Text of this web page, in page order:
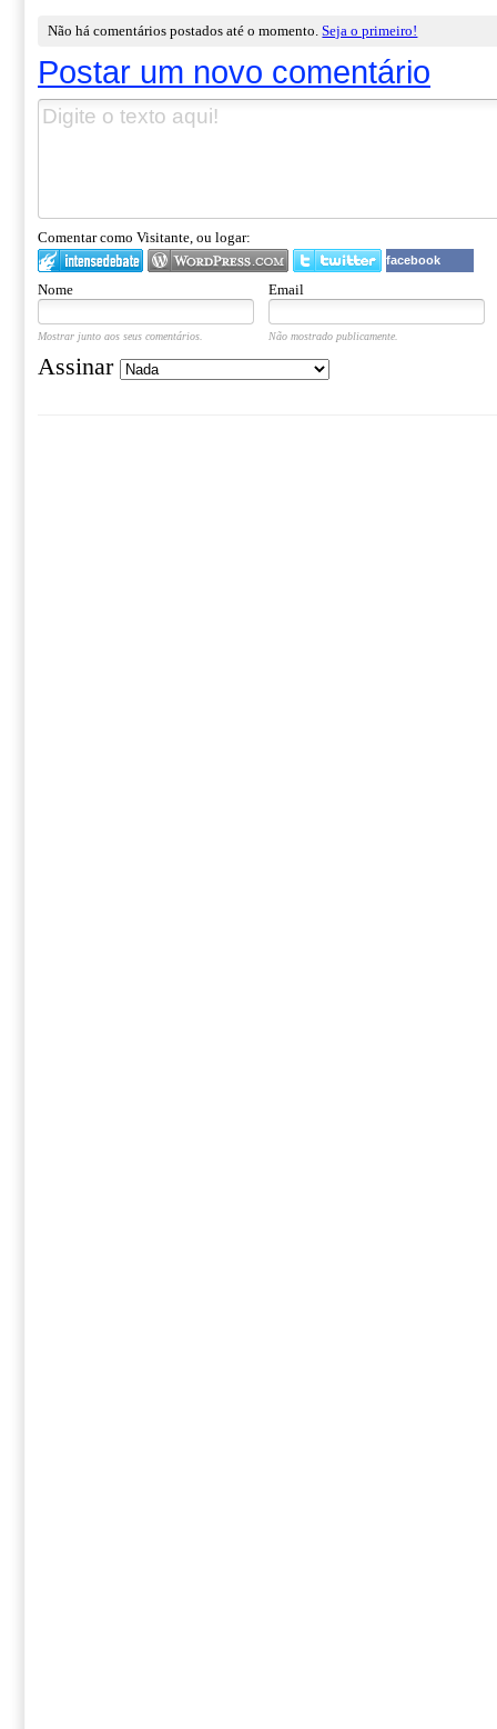
Não há comentários postados até o momento.Seja o primeiro!
Postar um novo comentário
Comentar como Visitante, ou logar:
facebook
Nome Email
Mostrar junto aos seus comentários. Não mostrado publicamente.
Assinar